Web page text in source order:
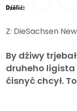
Dźělić:
Z: DieSachsen
By dźiwy
druheho ligista
ćisnyć chcył.